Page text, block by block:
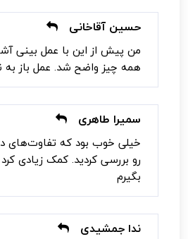
حسین آقاخانی
من پیش از این با عمل بینی
همه چیز واضح شد. عمل باز به
سمیرا طاهری
خیلی خوب بود که تفاوت‌های
رو بررسی کردید. کمک زیادی
بگیرم
ندا جمشیدی